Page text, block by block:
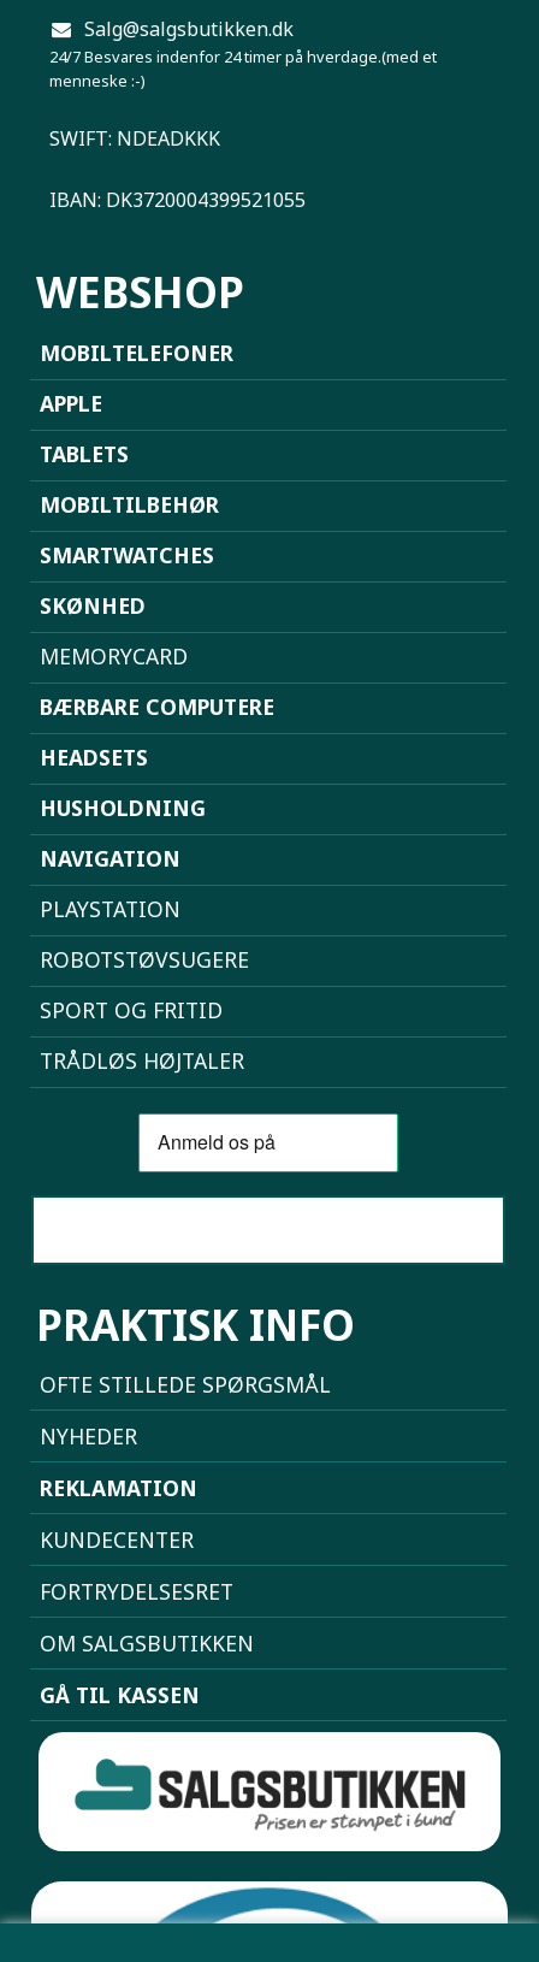
Salg@salgsbutikken.dk
24/7 Besvares indenfor 24 timer på hverdage.(med et
menneske :-)
SWIFT: NDEADKKK
IBAN: DK3720004399521055
WEBSHOP
MOBILTELEFONER
APPLE
TABLETS
MOBILTILBEHØR
SMARTWATCHES
SKØNHED
MEMORYCARD
BÆRBARE COMPUTERE
HEADSETS
HUSHOLDNING
NAVIGATION
PLAYSTATION
ROBOTSTØVSUGERE
SPORT OG FRITID
TRÅDLØS HØJTALER
PRAKTISK INFO
OFTE STILLEDE SPØRGSMÅL
NYHEDER
REKLAMATION
KUNDECENTER
FORTRYDELSESRET
OM SALGSBUTIKKEN
GÅ TIL KASSEN